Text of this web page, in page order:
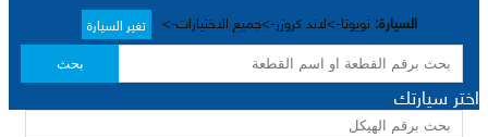
السيارة: تويوتا->لاند كروزر->جميع الاختيارات-> تغير السيارة
بحث
اختر سيارتك